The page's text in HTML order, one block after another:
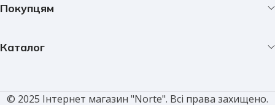
Покупцям
Каталог
© 2025 Інтернет магазин "Norte". Всі права захищено.